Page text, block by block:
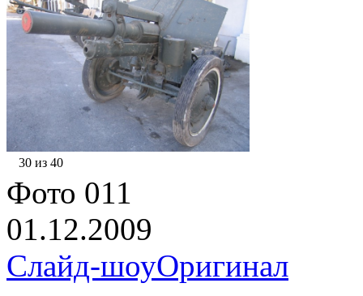
30 из 40
Фото 011
01.12.2009
Слайд-шоуОригинал